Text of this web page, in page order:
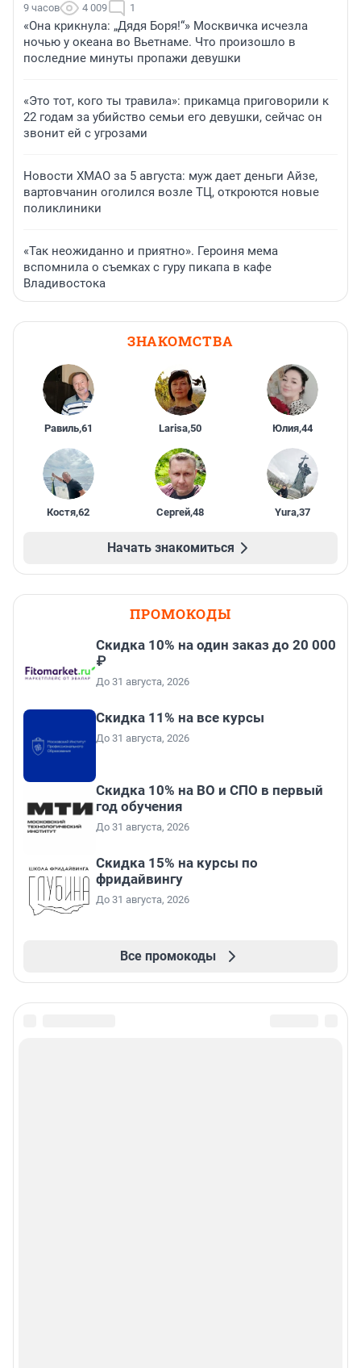
9 часов 4 009 1
«Она крикнула: „Дядя Боря!“» Москвичка исчезла
ночью у океана во Вьетнаме. Что произошло в
последние минуты пропажи девушки
«Это тот, кого ты травила»: прикамца приговорили к
22 годам за убийство семьи его девушки, сейчас он
звонит ей с угрозами
Новости ХМАО за 5 августа: муж дает деньги Айзе,
вартовчанин оголился возле ТЦ, откроются новые
поликлиники
«Так неожиданно и приятно». Героиня мема
вспомнила о съемках с гуру пикапа в кафе
Владивостока
ЗНАКОМСТВА
Равиль,61 Larisa,50 Юлия,44
Костя,62 Сергей,48 Yura,37
Начать знакомиться
ПРОМОКОДЫ
Скидка 10% на один заказ до 20 000
₽
До 31 августа, 2026
Скидка 11% на все курсы
До 31 августа, 2026
Скидка 10% на ВО и СПО в первый
год обучения
До 31 августа, 2026
Скидка 15% на курсы по
фридайвингу
До 31 августа, 2026
Все промокоды